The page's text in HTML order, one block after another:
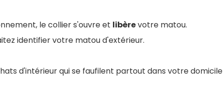
le collier s'ouvre et libèrevotre matou.
identifier votre matou d'extérieur.
d'intérieur qui se faufilent partout dans votre domicile